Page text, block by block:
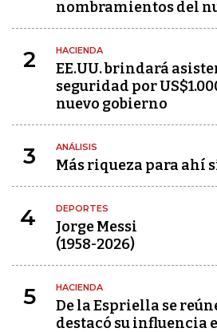
nombramientos del
2 HACIENDA
EE.UU. brindará
seguridad por
nuevo gobierno
3 ANÁLISIS
Más riqueza para ahí
4 DEPORTES
Jorge Messi
(1958-2026)
5 HACIENDA
De la Espriella se
destacó su influencia